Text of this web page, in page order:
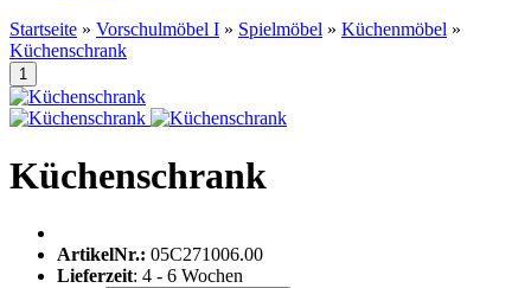
Startseite » Vorschulmöbel I » Spielmöbel » Küchenmöbel »
Küchenschrank
Küchenschrank
ArtikelNr.: 05C271006.00
Lieferzeit: 4 - 6 Wochen